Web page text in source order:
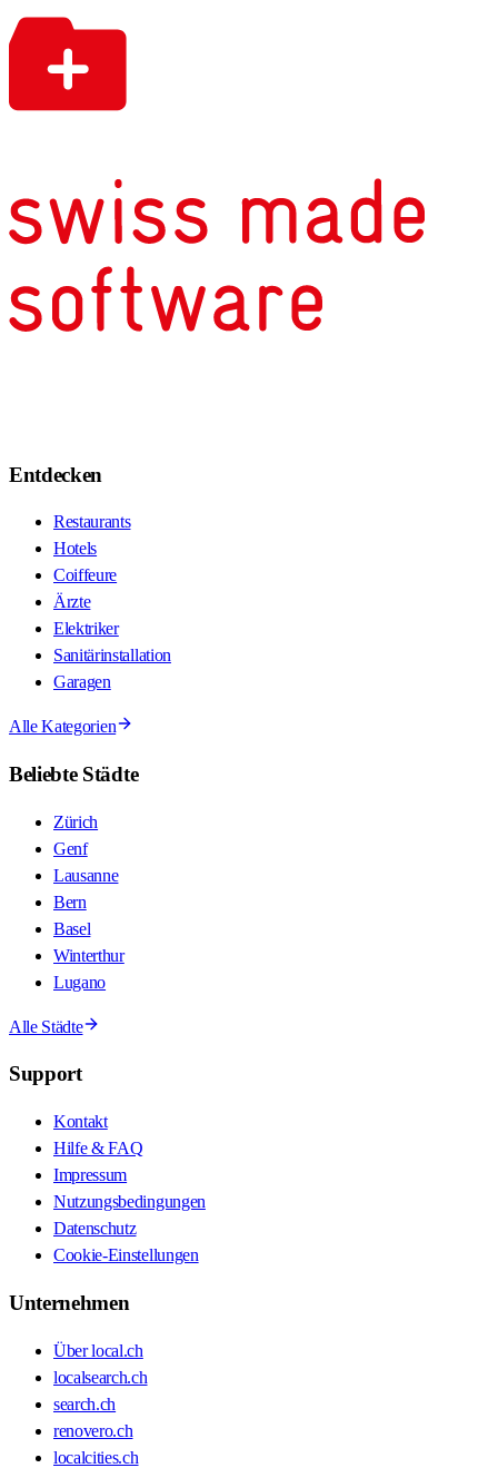
Entdecken
Restaurants
Hotels
Coiffeure
Ärzte
Elektriker
Sanitärinstallation
Garagen
Alle Kategorien
Beliebte Städte
Zürich
Genf
Lausanne
Bern
Basel
Winterthur
Lugano
Alle Städte
Support
Kontakt
Hilfe & FAQ
Impressum
Nutzungsbedingungen
Datenschutz
Cookie-Einstellungen
Unternehmen
Über local.ch
localsearch.ch
search.ch
renovero.ch
localcities.ch